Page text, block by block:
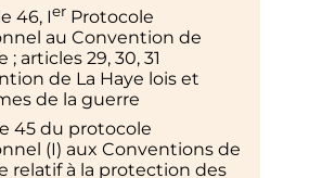
46, Ier Protocole
au Convention de
; articles 29, 30, 31
de La Haye lois et
de la guerre
45 du protocole
(I) aux Conventions de
relatif à la protection des